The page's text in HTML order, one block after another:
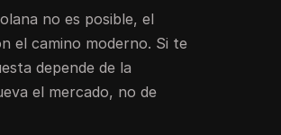
no es posible, el
el camino moderno. Si te
depende de la
el mercado, no de